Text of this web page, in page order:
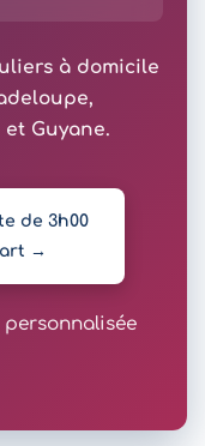
à domicile
Guyane.
de 3h00
→
personnalisée